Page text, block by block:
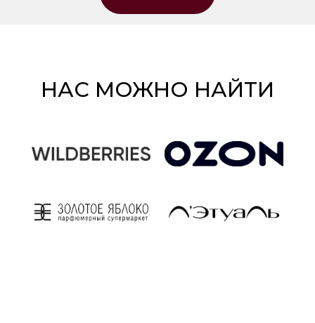
НАС МОЖНО НАЙТИ